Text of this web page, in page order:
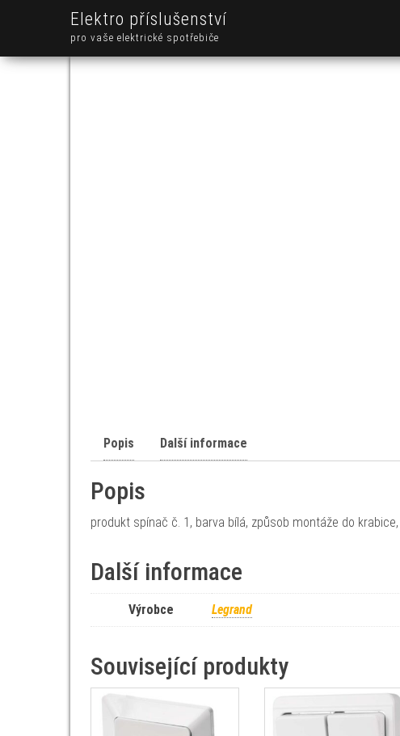
Elektro příslušenství
pro vaše elektrické spotřebiče
Popis Další informace
Popis
produkt spínač č. 1, barva bílá, způsob montáže do
Další informace
Výrobce Legrand
Související produkty